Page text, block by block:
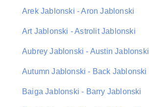
Arek Jablonski - Aron Jablonski
Art Jablonski - Astrolit Jablonski
Aubrey Jablonski - Austin Jablonski
Autumn Jablonski - Back Jablonski
Baiga Jablonski - Barry Jablonski